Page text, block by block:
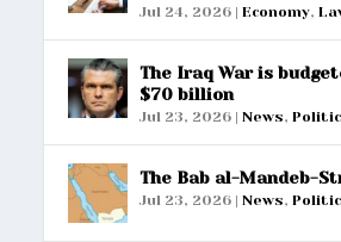
Jul 24, 2026 |Economy,
The Iraq War is
$70 billion
Jul 23, 2026 |News,
The Bab al-Mandeb-
Jul 23, 2026 |News,